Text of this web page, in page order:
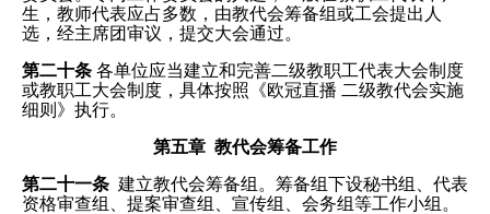
生，教师代表应占多数，由教代会筹备组或工会提出人
选，经主席团审议，提交大会通过。
第二十条 各单位应当建立和完善二级教职工代表大会制度
或教职工大会制度，具体按照《欧冠直播 二级教代会实施
细则》执行。
第五章 教代会筹备工作
第二十一条 建立教代会筹备组。筹备组下设秘书组、代表
资格审查组、提案审查组、宣传组、会务组等工作小组。